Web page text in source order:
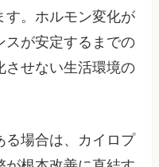
す。ホルモン変化が
スが安定するまでの
させない生活環境の
る場合は、カイロプ